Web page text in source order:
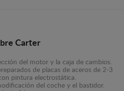
Carter
del motor y la caja de cambios.
de placas de aceros de 2-3
pintura electrostática.
del coche y el bastidor.